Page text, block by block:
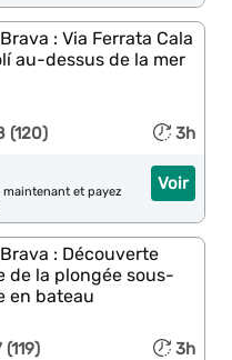
: Via Ferrata Cala
au-dessus de la mer
(120) 3h
Voir
maintenant et payez
: Découverte
de la plongée sous-
en bateau
(119) 3h